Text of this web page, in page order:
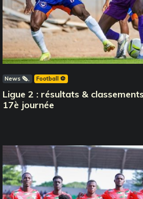
News 🗞️ Football ⚽️
Ligue 2 : résultats &
17è journée